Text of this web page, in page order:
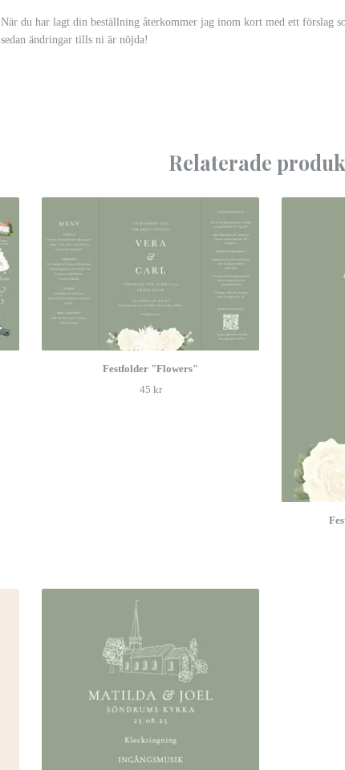
När du har lagt din beställning återkommer jag inom kort med ett förslag
sedan ändringar tills ni är nöjda!
Relaterade
Festfolder "Flowers"
45 kr